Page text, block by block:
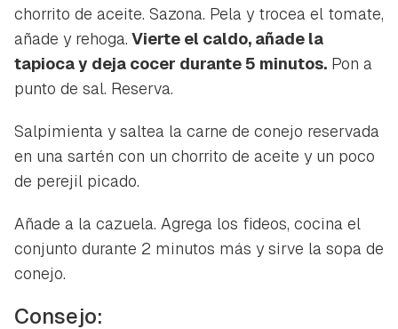
chorrito de aceite. Sazona. Pela y trocea el tomate,
añade y rehoga. Vierte el caldo, añade la
tapioca y deja cocer durante 5 minutos. Pon a
punto de sal. Reserva.
Salpimienta y saltea la carne de conejo reservada
en una sartén con un chorrito de aceite y un poco
de perejil picado.
Añade a la cazuela. Agrega los fideos, cocina el
conjunto durante 2 minutos más y sirve la sopa de
conejo.
Consejo: